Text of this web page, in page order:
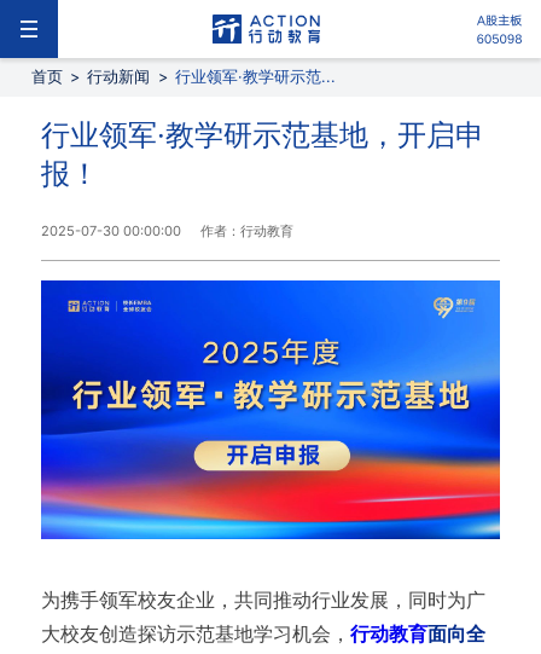
首页 > 行动新闻 > 行业领军·教学研示范...
行业领军·教学研示范基地，开启申
报！
2025-07-30 00:00:00 作者：行动教育
为携手领军校友企业，共同推动行业发展，同时为广
大校友创造探访示范基地学习机会， 行动教育面向全